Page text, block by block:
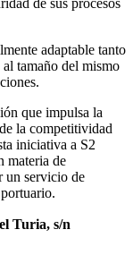
adaptable tanto
tamaño del mismo
que impulsa la
la competitividad
iniciativa a S2
materia de
un servicio de
Turia, s/n